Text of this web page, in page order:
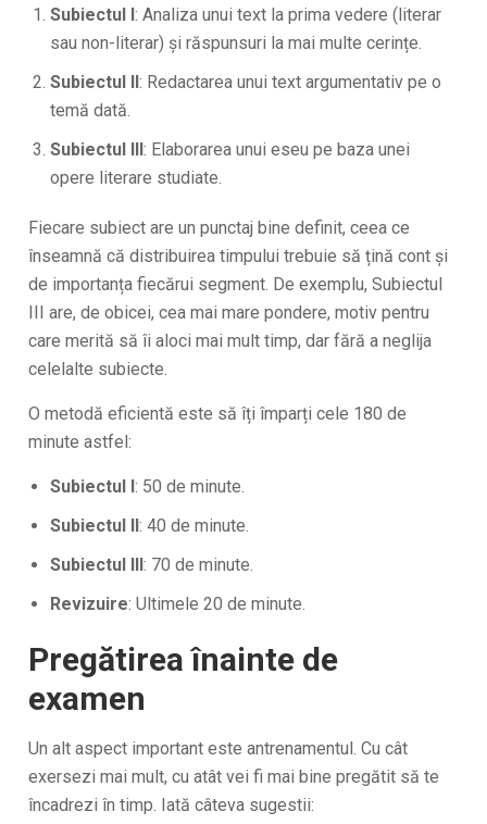
Subiectul I: Analiza unui text la prima vedere (literar
sau non-literar) și răspunsuri la mai multe cerințe.
Subiectul II: Redactarea unui text argumentativ pe o
temă dată.
Subiectul III: Elaborarea unui eseu pe baza unei
opere literare studiate.
Fiecare subiect are un punctaj bine definit, ceea ce
înseamnă că distribuirea timpului trebuie să țină cont și
de importanța fiecărui segment. De exemplu, Subiectul
III are, de obicei, cea mai mare pondere, motiv pentru
care merită să îi aloci mai mult timp, dar fără a neglija
celelalte subiecte.
O metodă eficientă este să îți împarți cele 180 de
minute astfel:
Subiectul I: 50 de minute.
Subiectul II: 40 de minute.
Subiectul III: 70 de minute.
Revizuire: Ultimele 20 de minute.
Pregătirea înainte de
examen
Un alt aspect important este antrenamentul. Cu cât
exersezi mai mult, cu atât vei fi mai bine pregătit să te
încadrezi în timp. Iată câteva sugestii: